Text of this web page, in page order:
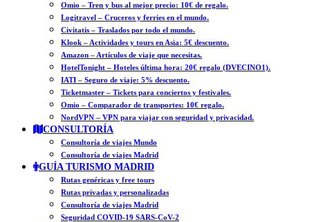
Omio – Tren y bus al mejor precio: 10€ de regalo.
Logitravel – Cruceros y ferries en el mundo.
Civitatis – Traslados por todo el mundo.
Klook – Actividades y tours en Asia: 5€ descuento.
Amazon – Artículos de viaje que necesitas.
HotelTonight – Hoteles última hora: 20€ regalo (DVECINO1).
IATI – Seguro de viaje: 5% descuento.
Ticketmaster – Tickets para conciertos y festivales.
Omio – Comparador de transportes: 10€ regalo.
NordVPN – VPN para viajar con seguridad y privacidad.
CONSULTORÍA
Consultoría de viajes Mundo
Consultoría de viajes Madrid
GUÍA TURISMO MADRID
Rutas genéricas y free tours
Rutas privadas y personalizadas
Consultoría de viajes Madrid
Seguridad COVID-19 SARS-CoV-2